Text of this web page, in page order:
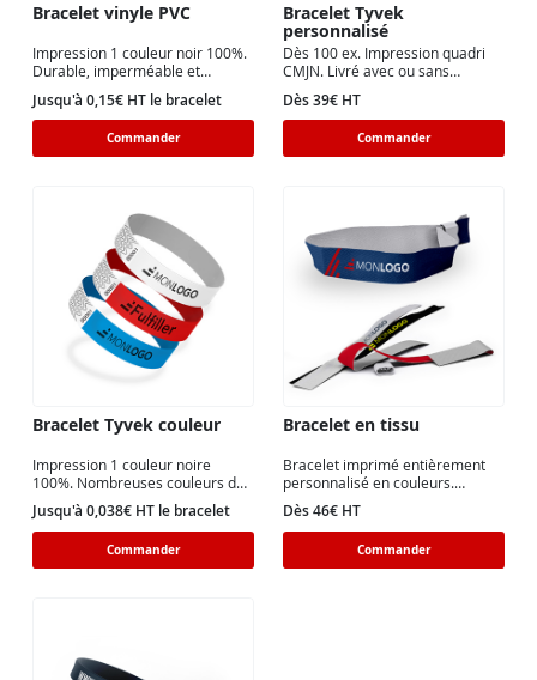
Bracelet vinyle PVC
Impression 1 couleur noir 100%.
Durable, imperméable et
résistant à l'eau.
Jusqu'à 0,15€ HT le bracelet
Commander
Bracelet Tyvek
personnalisé
Dès 100 ex. Impression quadri
CMJN. Livré avec ou sans
dévidoir. Quantité sur mesure.
Dès 39€ HT
Commander
Bracelet Tyvek couleur
Impression 1 couleur noire
100%. Nombreuses couleurs de
bracelets. Taille adulte et enfant.
Jusqu'à 0,038€ HT le bracelet
Commander
Bracelet en tissu
Bracelet imprimé entièrement
personnalisé en couleurs.
Polyester classique ou recyclé.
Dès 46€ HT
Commander